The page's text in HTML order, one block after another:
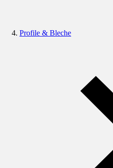
Profile & Bleche